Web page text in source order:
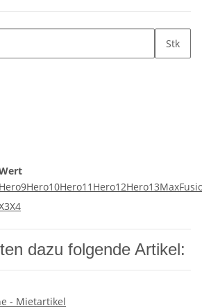
Stk
Hero9Hero10Hero11 Hero12Hero13Max
X4
dazu folgende Artikel: